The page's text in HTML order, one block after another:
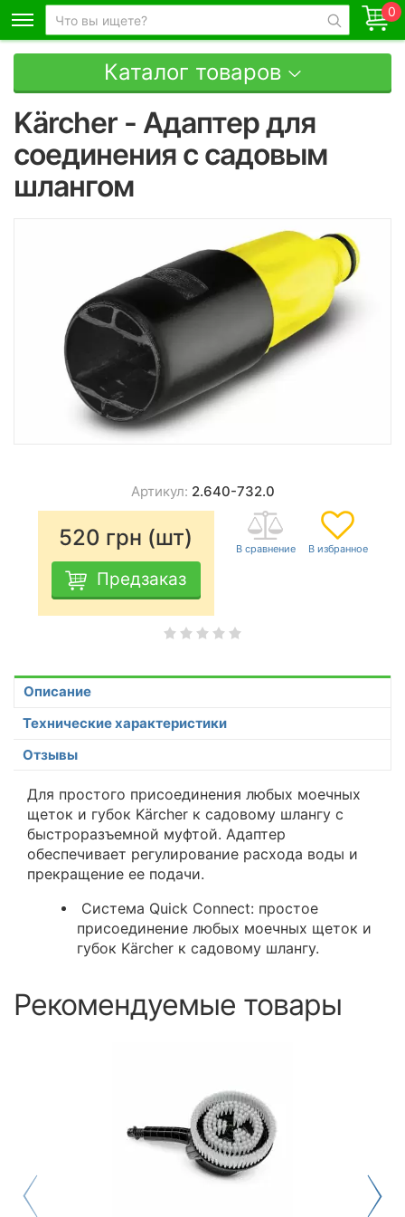
0
Каталог товаров
Kärcher - Адаптер для
соединения с садовым
шлангом
Артикул: 2.640-732.0
520 грн (шт)
Предзаказ
Описание
Технические характеристики
Отзывы
Для простого присоединения любых моечных
щеток и губок Kärcher к садовому шлангу с
быстроразъемной муфтой. Адаптер
обеспечивает регулирование расхода воды и
прекращение ее подачи.
Система Quick Connect: простое
присоединение любых моечных щеток и
губок Kärcher к садовому шлангу.
Рекомендуемые товары